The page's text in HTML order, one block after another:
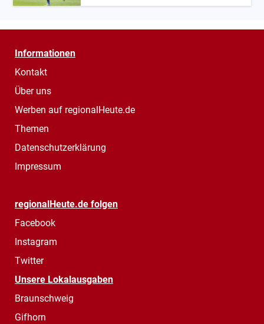
Informationen
Kontakt
Über uns
Werben auf regionalHeute.de
Themen
Datenschutzerklärung
Impressum
regionalHeute.de folgen
Facebook
Instagram
Twitter
Unsere Lokalausgaben
Braunschweig
Gifhorn